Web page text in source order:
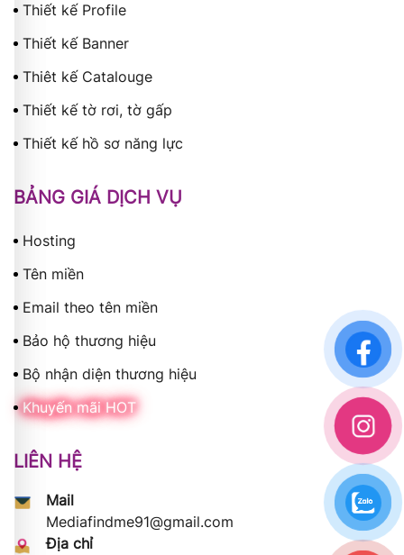
Thiết kế Profile
Thiết kế Banner
Thiêt kế Catalouge
Thiết kế tờ rơi, tờ gấp
Thiết kế hồ sơ năng lực
BẢNG GIÁ DỊCH VỤ
Hosting
Tên miền
Email theo tên miền
Bảo hộ thương hiệu
Bộ nhận diện thương hiệu
Khuyến mãi HOT
LIÊN HỆ
Mail
Mediafindme91@gmail.com
Địa chỉ